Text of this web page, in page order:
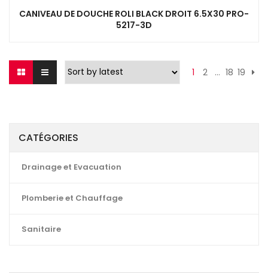
CATÉGORIES
Drainage et Evacuation
Plomberie et Chauffage
Sanitaire
CANIVEAU DE DOUCHE ROLI BLACK DROIT 6.5X30 PRO-
5217-3D
1 2 … 18 19